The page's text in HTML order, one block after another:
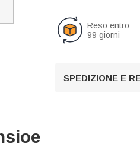
Reso entro
99 giorni
SPEDIZIONE E